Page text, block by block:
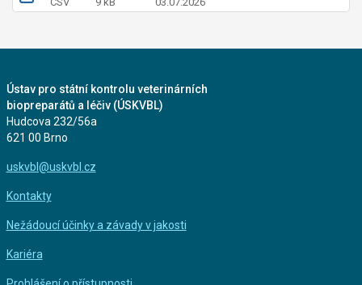
Ústav pro státní kontrolu veterinárních
biopreparátů a léčiv (ÚSKVBL)
Hudcova 232/56a
621 00 Brno
uskvbl@uskvbl.cz
Kontakty
Nežádoucí účinky a závady v jakosti
Kariéra